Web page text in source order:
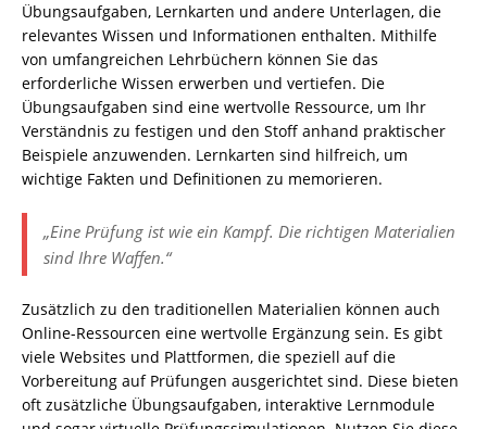
Übungsaufgaben, Lernkarten und andere Unterlagen, die
relevantes Wissen und Informationen enthalten. Mithilfe
von umfangreichen Lehrbüchern können Sie das
erforderliche Wissen erwerben und vertiefen. Die
Übungsaufgaben sind eine wertvolle Ressource, um Ihr
Verständnis zu festigen und den Stoff anhand praktischer
Beispiele anzuwenden. Lernkarten sind hilfreich, um
wichtige Fakten und Definitionen zu memorieren.
„Eine Prüfung ist wie ein Kampf. Die richtigen Materialien
sind Ihre Waffen.“
Zusätzlich zu den traditionellen Materialien können auch
Online-Ressourcen eine wertvolle Ergänzung sein. Es gibt
viele Websites und Plattformen, die speziell auf die
Vorbereitung auf Prüfungen ausgerichtet sind. Diese bieten
oft zusätzliche Übungsaufgaben, interaktive Lernmodule